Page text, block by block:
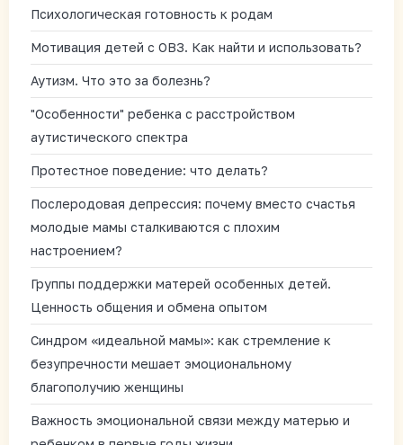
Психологическая готовность к родам
Мотивация детей с ОВЗ. Как найти и использовать?
Аутизм. Что это за болезнь?
"Особенности" ребенка с расстройством
аутистического спектра
Протестное поведение: что делать?
Послеродовая депрессия: почему вместо счастья
молодые мамы сталкиваются с плохим
настроением?
Группы поддержки матерей особенных детей.
Ценность общения и обмена опытом
Синдром «идеальной мамы»: как стремление к
безупречности мешает эмоциональному
благополучию женщины
Важность эмоциональной связи между матерью и